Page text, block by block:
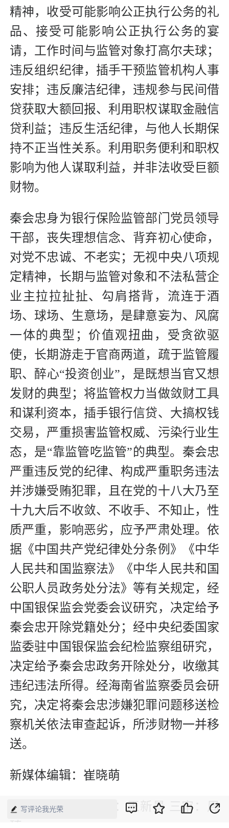
精神，收受可能影响公正执行公务的礼
品、接受可能影响公正执行公务的宴
请，工作时间与监管对象打高尔夫球；
违反组织纪律，插手干预监管机构人事
安排；违反廉洁纪律，违规参与民间借
贷获取大额回报、利用职权谋取金融信
贷利益；违反生活纪律，与他人长期保
持不正当性关系。利用职务便利和职权
影响为他人谋取利益，并非法收受巨额
财物。
秦会忠身为银行保险监管部门党员领导
干部，丧失理想信念、背弃初心使命，
对党不忠诚、不老实；无视中央八项规
定精神，长期与监管对象和不法私营企
业主拉拉扯扯、勾肩搭背，流连于酒
场、球场、生意场，是肆意妄为、风腐
一体的典型；价值观扭曲，受贪欲驱
使，长期游走于官商两道，疏于监管履
职、醉心“投资创业”，是既想当官又想
发财的典型；将监管权力当做敛财工具
和谋利资本，插手银行信贷、大搞权钱
交易，严重损害监管权威、污染行业生
态，是“靠监管吃监管”的典型。秦会忠
严重违反党的纪律、构成严重职务违法
并涉嫌受贿犯罪，且在党的十八大乃至
十九大后不收敛、不收手、不知止，性
质严重，影响恶劣，应予严肃处理。依
据《中国共产党纪律处分条例》《中华
人民共和国监察法》《中华人民共和国
公职人员政务处分法》等有关规定，经
中国银保监会党委会议研究，决定给予
秦会忠开除党籍处分；经中央纪委国家
监委驻中国银保监会纪检监察组研究，
决定给予秦会忠政务开除处分，收缴其
违纪违法所得。经海南省监察委员会研
究，决定将秦会忠涉嫌犯罪问题移送检
察机关依法审查起诉，所涉财物一并移
送。
新媒体编辑：崔晓萌
一审：崔晓萌 二审：王新景 三审：周
写评论我光荣